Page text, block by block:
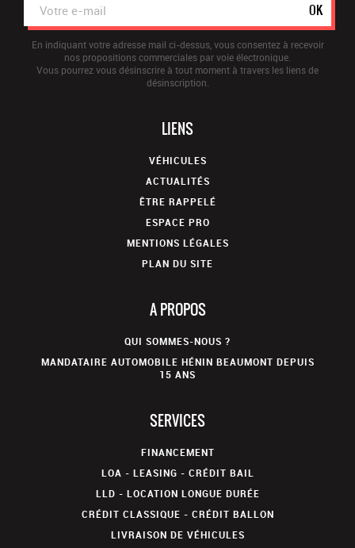
OK
En indiquant votre adresse mail ci-dessus, vous consentez à recevoir
nos propositions commerciales par voie électronique.
Vous pourrez vous désinscrire à tout moment à travers les liens de
désinscription.
LIENS
VÉHICULES
ACTUALITÉS
ÊTRE RAPPELÉ
ESPACE PRO
MENTIONS LÉGALES
PLAN DU SITE
A PROPOS
QUI SOMMES-NOUS ?
MANDATAIRE AUTOMOBILE HÉNIN BEAUMONT DEPUIS
15 ANS
SERVICES
FINANCEMENT
LOA - LEASING - CRÉDIT BAIL
LLD - LOCATION LONGUE DURÉE
CRÉDIT CLASSIQUE - CRÉDIT BALLON
LIVRAISON DE VÉHICULES